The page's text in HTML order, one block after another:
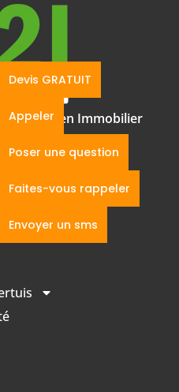
en Immobilier
13 12 89
Devis GRATUIT
Appeler
Poser une question
Faites-vous rappeler
Envoyer un sms